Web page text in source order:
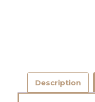
Description